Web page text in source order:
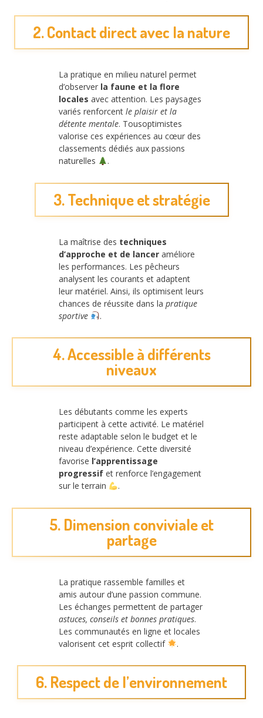
2. Contact direct avec la nature
La pratique en milieu naturel permet
d’observer la faune et la flore
locales avec attention. Les paysages
variés renforcent le plaisir et la
détente mentale. Tousoptimistes
valorise ces expériences au cœur des
classements dédiés aux passions
naturelles
.
3. Technique et stratégie
La maîtrise des techniques
d’approche et de lancer améliore
les performances. Les pêcheurs
analysent les courants et adaptent
leur matériel. Ainsi, ils optimisent leurs
chances de réussite dans la pratique
sportive
.
4. Accessible à différents
niveaux
Les débutants comme les experts
participent à cette activité. Le matériel
reste adaptable selon le budget et le
niveau d’expérience. Cette diversité
favorise l’apprentissage
progressif et renforce l’engagement
sur le terrain
.
5. Dimension conviviale et
partage
La pratique rassemble familles et
amis autour d’une passion commune.
Les échanges permettent de partager
astuces, conseils et bonnes pratiques.
Les communautés en ligne et locales
valorisent cet esprit collectif
.
6. Respect de l’environnement